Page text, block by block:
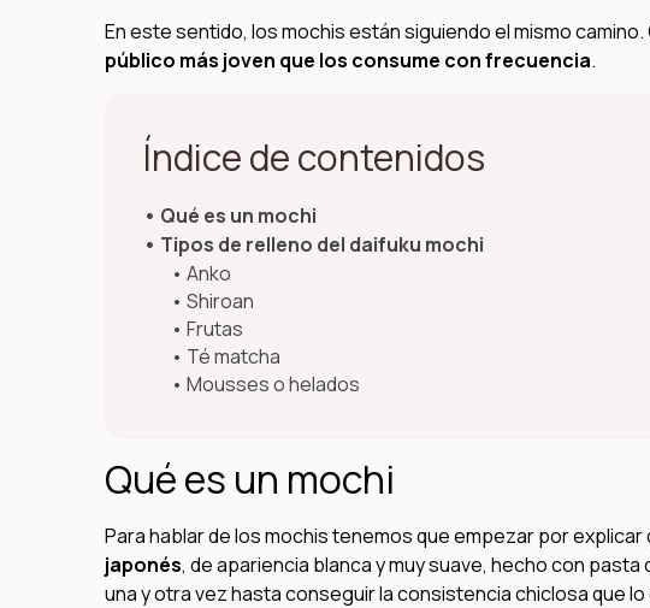
En este sentido, los mochis están siguiendo el mismo
público más joven que los consume con frecuencia.
Índice de contenidos
Qué es un mochi
Tipos de relleno del daifuku mochi
Anko
Shiroan
Frutas
Té matcha
Mousses o helados
Qué es un mochi
Para hablar de los mochis tenemos que empezar por explicar
japonés, de apariencia blanca y muy suave, hecho con
una y otra vez hasta conseguir la consistencia chiclosa que